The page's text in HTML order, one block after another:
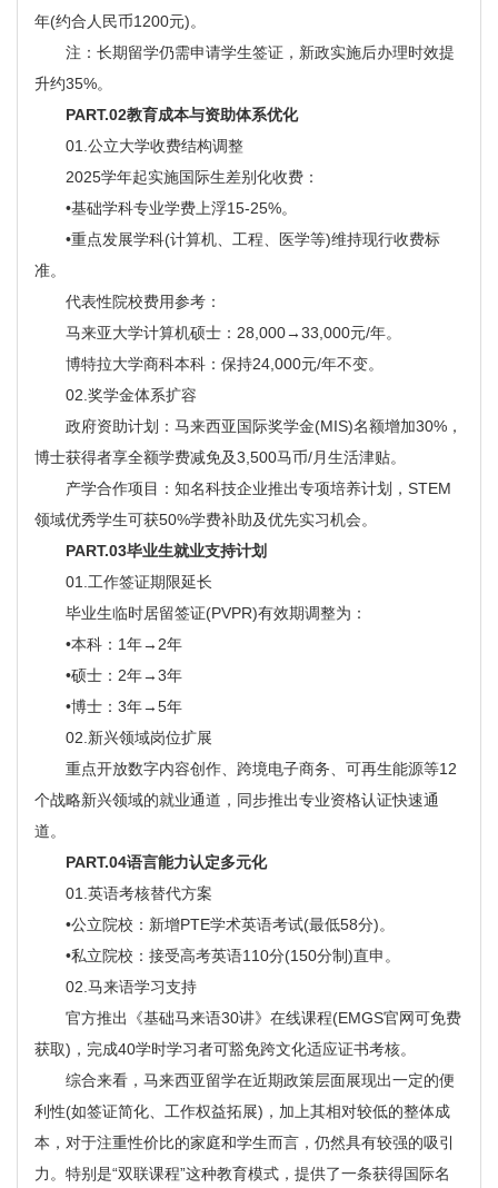
年(约合人民币1200元)。
注：长期留学仍需申请学生签证，新政实施后办理时效提
升约35%。
PART.02教育成本与资助体系优化
01.公立大学收费结构调整
2025学年起实施国际生差别化收费：
•基础学科专业学费上浮15-25%。
•重点发展学科(计算机、工程、医学等)维持现行收费标
准。
代表性院校费用参考：
马来亚大学计算机硕士：28,000→33,000元/年。
博特拉大学商科本科：保持24,000元/年不变。
02.奖学金体系扩容
政府资助计划：马来西亚国际奖学金(MIS)名额增加30%，
博士获得者享全额学费减免及3,500马币/月生活津贴。
产学合作项目：知名科技企业推出专项培养计划，STEM
领域优秀学生可获50%学费补助及优先实习机会。
PART.03毕业生就业支持计划
01.工作签证期限延长
毕业生临时居留签证(PVPR)有效期调整为：
•本科：1年→2年
•硕士：2年→3年
•博士：3年→5年
02.新兴领域岗位扩展
重点开放数字内容创作、跨境电子商务、可再生能源等12
个战略新兴领域的就业通道，同步推出专业资格认证快速通
道。
PART.04语言能力认定多元化
01.英语考核替代方案
•公立院校：新增PTE学术英语考试(最低58分)。
•私立院校：接受高考英语110分(150分制)直申。
02.马来语学习支持
官方推出《基础马来语30讲》在线课程(EMGS官网可免费
获取)，完成40学时学习者可豁免跨文化适应证书考核。
综合来看，马来西亚留学在近期政策层面展现出一定的便
利性(如签证简化、工作权益拓展)，加上其相对较低的整体成
本，对于注重性价比的家庭和学生而言，仍然具有较强的吸引
力。特别是“双联课程”这种教育模式，提供了一条获得国际名